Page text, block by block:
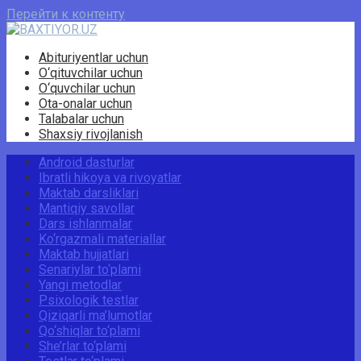
Перейти к контенту
Abituriyentlar uchun
O‘qituvchilar uchun
O‘quvchilar uchun
Ota-onalar uchun
Talabalar uchun
Shaxsiy rivojlanish
Android dasturlar
Ibratli hikoya va rivoyatlar
Maktab darsliklari
Mantiqiy savollar
Dars ishlanmalar
Ko‘rgazmali materiallar
Maktab hujjatlari
Senariylar to‘plami
Yangi metodlar
Psixologik testlar
Qiziqarli ma’lumotlar
Qo‘shiqlar to‘plami
She’rlar to‘plami